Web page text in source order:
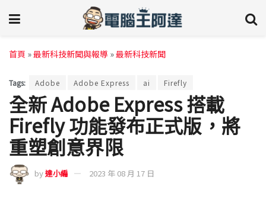
首頁 »最新科技新聞與報導 »最新科技新聞
Tags: Adobe Adobe Express ai Firefly
全新 Adob​​e Express 搭載
Firefly 功能發布正式版，將
重塑創意界限
by達小編 2023 年 08 月 17 日